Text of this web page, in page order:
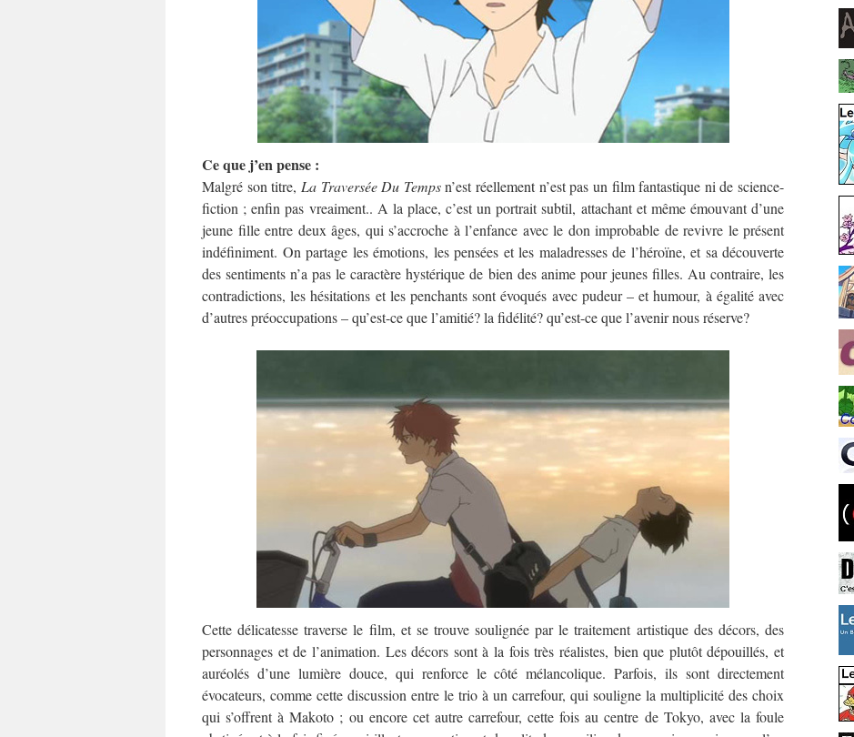
Ce que j’en pense :
Malgré son titre, La Traversée Du Tempsn’est réellement n’est pas un film fantastique ni de science-
fiction ; enfin pas vreaiment.. A la place, c’est un portrait subtil, attachant et même émouvant d’une
jeune fille entre deux âges, qui s’accroche à l’enfance avec le don improbable de revivre le présent
indéfiniment. On partage les émotions, les pensées et les maladresses de l’héroïne, et sa découverte
des sentiments n’a pas le caractère hystérique de bien des anime pour jeunes filles. Au contraire, les
contradictions, les hésitations et les penchants sont évoqués avec pudeur – et humour, à égalité avec
d’autres préoccupations – qu’est-ce que l’amitié? la fidélité? qu’est-ce que l’avenir nous réserve?
Cette délicatesse traverse le film, et se trouve soulignée par le traitement artistique des décors, des
personnages et de l’animation. Les décors sont à la fois très réalistes, bien que plutôt dépouillés, et
auréolés d’une lumière douce, qui renforce le côté mélancolique. Parfois, ils sont directement
évocateurs, comme cette discussion entre le trio à un carrefour, qui souligne la multiplicité des choix
qui s’offrent à Makoto ; ou encore cet autre carrefour, cette fois au centre de Tokyo, avec la foule